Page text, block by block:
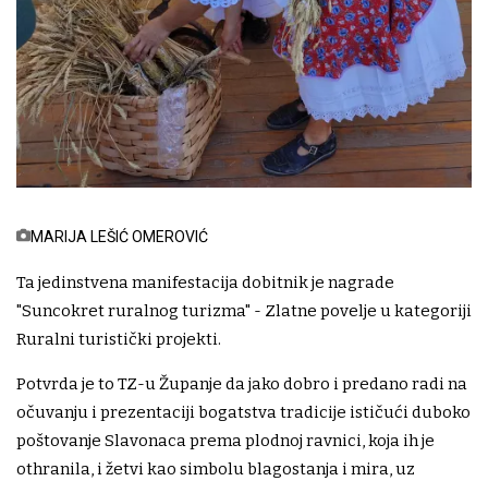
MARIJA LEŠIĆ OMEROVIĆ
Ta jedinstvena manifestacija dobitnik je nagrade
"Suncokret ruralnog turizma" - Zlatne povelje u kategoriji
Ruralni turistički projekti.
Potvrda je to TZ-u Županje da jako dobro i predano radi na
očuvanju i prezentaciji bogatstva tradicije ističući duboko
poštovanje Slavonaca prema plodnoj ravnici, koja ih je
othranila, i žetvi kao simbolu blagostanja i mira, uz